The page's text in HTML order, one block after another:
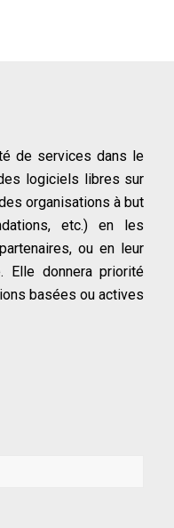
de services dans le
logiciels libres sur
organisations à but
etc.) en les
ou en leur
Elle donnera priorité
basées ou actives